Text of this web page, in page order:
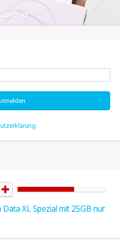
.

XL Spezial mit 25GB nur